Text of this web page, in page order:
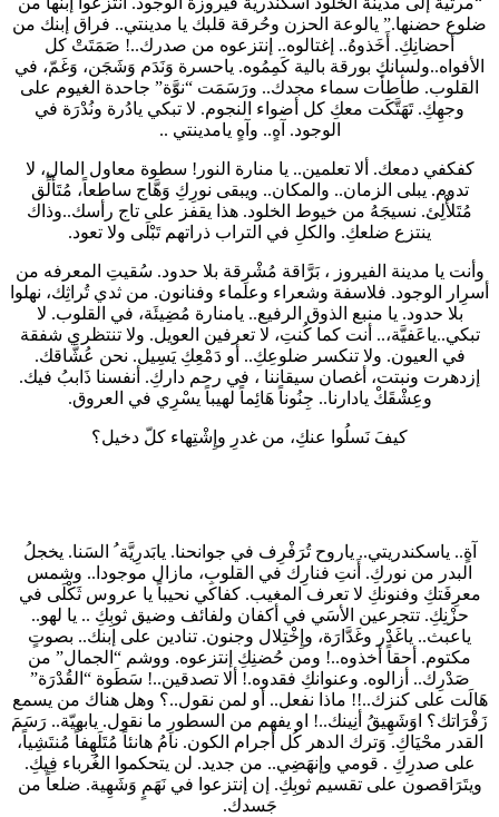
ضلوع حضنها.” يالوعة الحزن وحُرقة قلبك يا مدينتي.. فراق إبنك من
أحضانِكِ. أَخَذوهُ.. إغتالوه.. إنتزعوه من صدرك..! صَمَتَتْ كل
الأفواه..ولسانكِ بورقة بالية كَمِمُوه. ياحسرة وَنَدَم وَشَجَن، وَغَمّ، في
القلوب. طأطأت سماء مجدك.. ورَسَمَت “نوَّة” جاحدة الغيوم على
وجهِكِ. تَهَتَّكَت معكِ كل أضواء النجوم. لا تبكي يادُرة ونُدْرَة في
الوجود. آهٍ.. وآهٍ يامدينتي ..
كفكفي دمعك. ألا تعلمين.. يا منارة النور! سطوة معاول المال، لا
تدوم. يبلى الزمان.. والمكان.. ويبقى نورِكِ وَهَّاج ساطعاً، مُتَأَلِّق
مُتَلأْلِئ. نسيجَهُ من خيوط الخلود. هذا يقفز على تاج رأسك..وذاك
ينتزع ضلعكِ. والكلِ في التراب ذراتهم تَبْلَى ولا تعود.
وأنت يا مدينة الفيروز ، بَرَّاقة مُشْرِقة بلا حدود. سُقيتِ المعرفه من
أسرِار الوجود. فلاسفة وشعراء وعلماء وفنانون. من ثدي تُراثِك، نهلوا
بلا حدود. يا منبع الذوق الرفيع.. يامنارة مُضِيئَة، في القلوب. لا
تبكي..ياعَفيَّة،.. أنت كما كُنتِ، لا تعرفين العويل. ولا تنتظري شفقة
في العيون. ولا تنكسر ضلوعِكِ.. أو دَمْعِكِ يَسِيل. نحن عُشَّاقك.
إزدهرت ونبتت، أغصان سيقاننا ، في رحم داركِ. أنفسنا ذَاببُ فيك.
وعِشْقَكْ يادارنا.. جِنُوناً هَائِماً لهيباً يسْرِي في العروق.
كيفَ نَسلُوا عنكِ، من غدرِ وإِشْتِهاء كلّ دخيل؟
آةٍ.. ياسكندريتي.. ياروح تُرَفْرِف في جوانحنا. يابَدرِيَّة ُ السَنا. يخجلُ
البدر من نوركِ. أَنتِ فنارِك في القلوبِ، مازال موجودا.. وشمس
معرِفَتكِ وفنونكِ لا تعرف المغيب. كفاكي نحيباً يا عروس ثَكْلَى في
حزْنِكِ. تتجرعين الأسَي في أكفان ولفائف وضيق ثوبِكِ .. يا لهو..
ياعبث.. ياغَدْر وغَدَّارَة، وإِخْتِلال وجنون. تنادين على إبنك.. بصوتٍ
مكتوم. أحقاً أخذوه..! ومن حُضنِكِ إنتزعوه. ووشم “الجمال” من
صَدْرِك.. أزالوه. وعنوانكِ فقدوه.! ألا تصدقين..! سَطَوة “القُدْرَة”
هَالَت على كنزك..!! ماذا نفعل.. أو لمن نقول..؟ وهل هناك من يسمع
زَفْرَاتك؟ اوَشَهِيقُ أنِينك..! او يفهم من السطورِ ما نقول. يابهيّة.. رَسَمَ
القدر محْيَاكِ. وَترك الدهر كُل أجرام الكون. نامُ هانئاً مُتَلَهِفاً مُنتَشِياً،
على صدرِكِ . قومي وإنهَضِي.. من جديد. لن يتحكموا الغُرباء فِيكِ.
ويتَرَاقصون على تقسيم ثوبِكِ. إن إنتزعوا في نَهَمٍ وَشَهِية. ضلعاً من
جَسدك.